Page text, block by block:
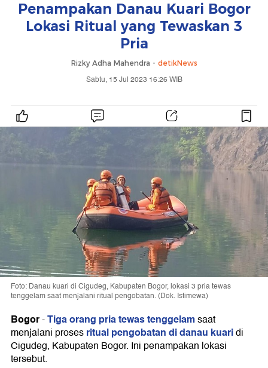
Penampakan Danau Kuari Bogor
Lokasi Ritual yang Tewaskan 3
Pria
Rizky Adha Mahendra - detikNews
Sabtu, 15 Jul 2023 16:26 WIB
Foto: Danau kuari di Cigudeg, Kabupaten Bogor, lokasi 3 pria tewas
tenggelam saat menjalani ritual pengobatan. (Dok. Istimewa)
Bogor-Tiga orang pria tewas tenggelamsaat
menjalani prosesritual pengobatan di danau kuaridi
Cigudeg, Kabupaten Bogor. Ini penampakan lokasi
tersebut.